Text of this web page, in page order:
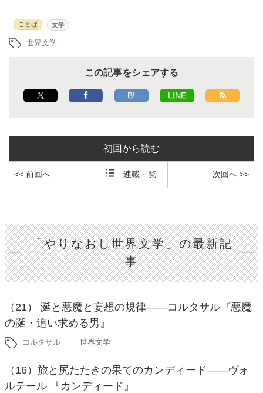
ことば 文学
世界文学
この記事をシェアする
B! LINE
初回から読む
<< 前回へ 連載一覧 次回へ >>
「やりなおし世界文学」の最新記
事
（21） 涎と悪魔と妄想の規律――コルタサル『悪魔
の涎・追い求める男』
コルタサル 世界文学
（16）旅と尻たたきの果てのカンディード――ヴォ
ルテール 『カンディード』